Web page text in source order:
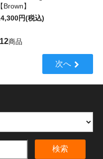
【Brown】
円(税込)
12商品
次へ
検索